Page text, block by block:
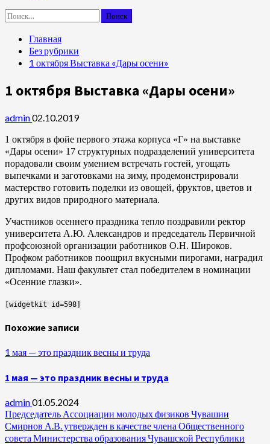
Найти:
Главная
Без рубрики
1 октября Выставка «Дары осени»
1 октября Выставка «Дары осени»
admin02.10.2019
1 октября в фойе первого этажа корпуса «Г» на выставке
«Дары осени» 17 структурных подразделений университета
порадовали своим умением встречать гостей, угощать
выпечками и заготовками на зиму, продемонстрировали
мастерство готовить поделки из овощей, фруктов, цветов и
других видов природного материала.
Участников осеннего праздника тепло поздравили ректор
университета А.Ю. Александров и председатель Первичной
профсоюзной организации работников О.Н. Широков.
Профком работников поощрил вкусными пирогами, наградил
дипломами. Наш факультет стал победителем в номинации
«Осенние глазки».
[widgetkit id=598]
Похожие записи
1 мая — это праздник весны и труда
1 мая — это праздник весны и труда
admin01.05.2024
Председатель Ассоциации молодых физиков Чувашии
Смирнов А.В. утвержден в качестве члена Общественного
совета Министерства образования Чувашской Республики